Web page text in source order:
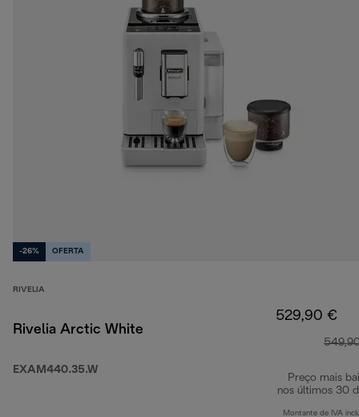
-26% OFERTA
RIVELIA
Rivelia Arctic White
EXAM440.35.W
529,90 €
Preço mais
nos últimos 30
Montante de IVA